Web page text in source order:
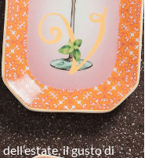
il gusto di